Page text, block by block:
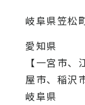
岐阜県笠松
愛知県
【一宮市
屋市、稲沢
岐阜県